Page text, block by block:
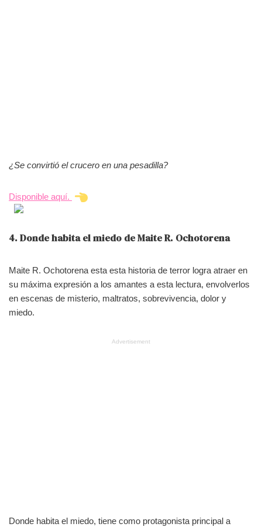
¿Se convirtió el crucero en una pesadilla?
Disponible aquí.
4. Donde habita el miedo de Maite R. Ochotorena
Maite R. Ochotorena esta esta historia de terror logra atraer en
su máxima expresión a los amantes a esta lectura, envolverlos
en escenas de misterio, maltratos, sobrevivencia, dolor y
miedo.
Advertisement
Donde habita el miedo, tiene como protagonista principal a